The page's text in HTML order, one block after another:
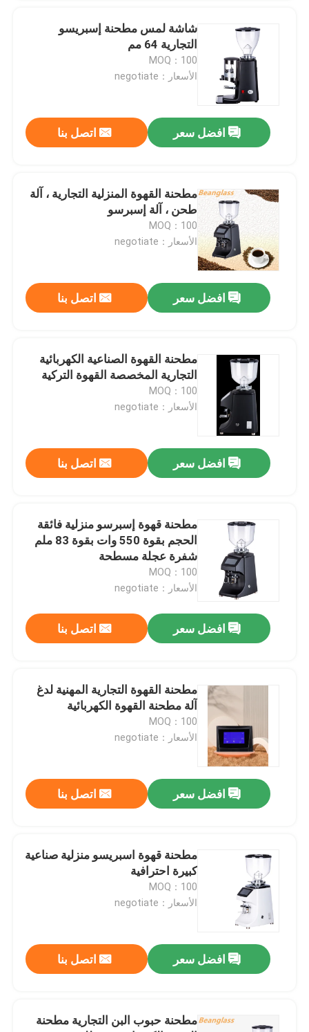
منتجات
عرض الواقع الافتراضي
معلومات عنا
مراقبة الجودة
اتصل بنا
حالات
مطحنة القهوة
مطحنة قهوة بدون جرعات
طاحونة القهوة التجارية
مطحنة قهوة تعمل باللمس
مطحنة قهوة منزلية
مطحنة حبوب اسبريسو
مطحنة القهوة في الهواء الطلق
مطحنة القهوة اليدوية
شاشة لمس مطحنة إسبريسو
التجارية 64 مم
MOQ：100
الأسعار：negotiate
افضل سعر اتصل بنا
مطحنة القهوة المنزلية التجارية ، آلة
طحن ، آلة إسبرسو
MOQ：100
الأسعار：negotiate
افضل سعر اتصل بنا
مطحنة القهوة الصناعية الكهربائية
التجارية المخصصة القهوة التركية
MOQ：100
الأسعار：negotiate
افضل سعر اتصل بنا
مطحنة قهوة إسبرسو منزلية فائقة
الحجم بقوة 550 وات بقوة 83 ملم
شفرة عجلة مسطحة
MOQ：100
الأسعار：negotiate
افضل سعر اتصل بنا
مطحنة القهوة التجارية المهنية لدغ
آلة مطحنة القهوة الكهربائية
MOQ：100
الأسعار：negotiate
افضل سعر اتصل بنا
مطحنة قهوة اسبريسو منزلية صناعية
كبيرة احترافية
MOQ：100
الأسعار：negotiate
افضل سعر اتصل بنا
مطحنة حبوب البن التجارية مطحنة